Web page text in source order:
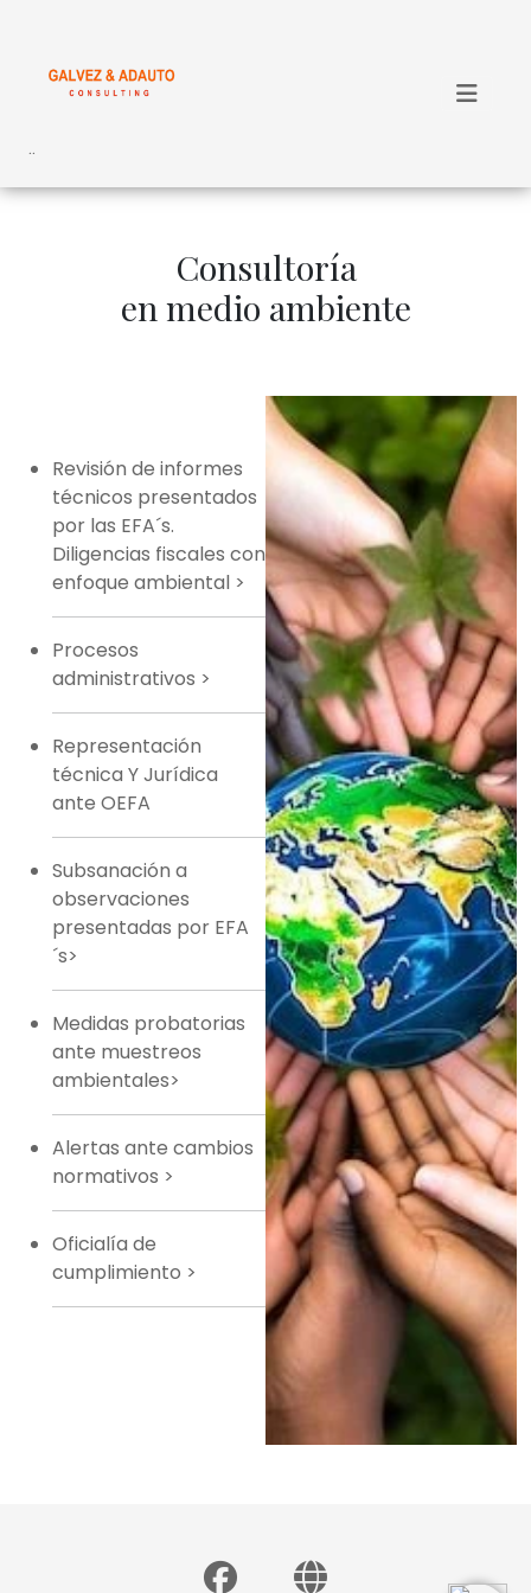
..
Consultoría
en medio ambiente
Revisión de informes
técnicos presentados
por las EFA´s.
Diligencias fiscales con
enfoque ambiental >
Procesos
administrativos >
Representación
técnica Y Jurídica
ante OEFA
Subsanación a
observaciones
presentadas por EFA
´s>
Medidas probatorias
ante muestreos
ambientales>
Alertas ante cambios
normativos >
Oficialía de
cumplimiento >